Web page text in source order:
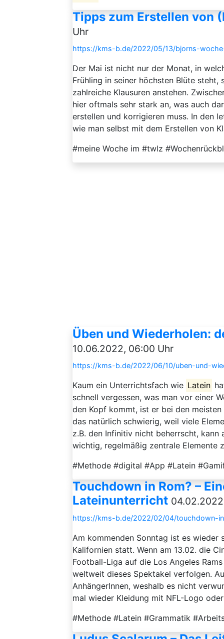
Tipps zum Erstellen von
Uhr
https://kms-b.de/2022/05/13/bjorns-
Der Mai ist nicht nur der Monat, in
Frühling in seiner höchsten Blüte
zahlreiche Klausuren anstehen.
hier oftmals sehr stark an, was auch
erstellen und korrigieren muss. In den
wie man selbst mit dem Erstellen von
#meine Woche im #twlz
Üben und Wiederholen:
10.06.2022, 06:00 Uhr
https://kms-b.de/2022/06/10/uben-und-
Kaum ein Unterrichtsfach wie Latein
schnell vergessen, was man vor einer
den Kopf kommt, ist er bei den
das natürlich schwierig, weil viele
z.B. den Infinitiv nicht beherrscht, kann
wichtig, regelmäßig zentrale Elemente
#Methode #digital #App #Latein
Touchdown in Rom? –
Lateinunterricht
https://kms-b.de/2022/02/04/touchdown-
Am kommenden Sonntag ist es
Kalifornien statt. Wenn am 13.02. die
Football-Liga auf die Los Angeles
weltweit dieses Spektakel verfolgen.
AnhängerInnen, weshalb es nicht
mal wieder Kleidung mit NFL-Logo
#Methode #Latein #Grammatik